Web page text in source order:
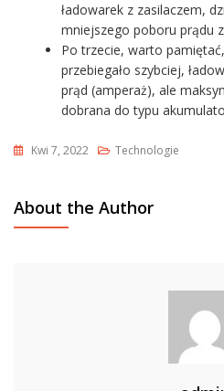
ładowarek z zasilaczem,
mniejszego poboru prądu
Po trzecie, warto
przebiegało szybciej,
prąd (amperaż), ale
dobrana do typu
Kwi 7, 2022 Technologie
About the Author